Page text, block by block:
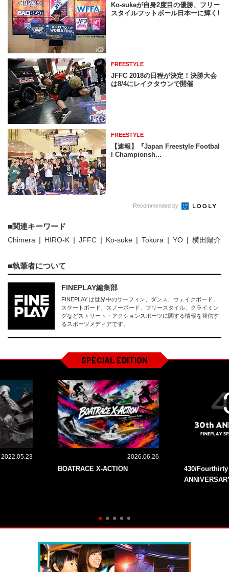
Ko-sukeが自身2度目の優勝、フリー
スタイルフットボール日本一に輝く!
FREESTYLE
JFFC 2018の日程が決定！決勝大会
は8/4にレイクタウンで開催
FREESTYLE
【速報】『Japan Freestyle Footbal
l Championsh...
Recommended by
関連キーワード
Chimera HIRO-K JFFC Ko-suke Tokura YO 横田陽介
執筆者について
FINEPLAY編集部
FINEPLAY は世界中のサーフィン、ダンス、ウェイクボード、
スケートボード、スノーボード、フリースタイル、クライミン
グなどストリート・アクションスポーツに関する情報を発信す
るスポーツメディアです。
SPECIAL EDITION
2022.05.23 2026.06.26
BOATRACE X-ACTION
430/